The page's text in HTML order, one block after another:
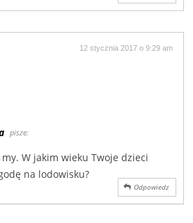
pisze:
12 stycznia 2017 o 9:29 am
W jakim wieku Twoje dzieci
na lodowisku?
Odpowiedz